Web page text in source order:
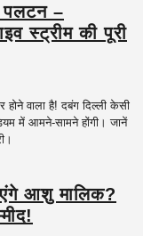
पलटन –
स्ट्रीम की पूरी
वाला है! दबंग दिल्ली केसी
में आमने-सामने होंगी। जानें
आशु मालिक?